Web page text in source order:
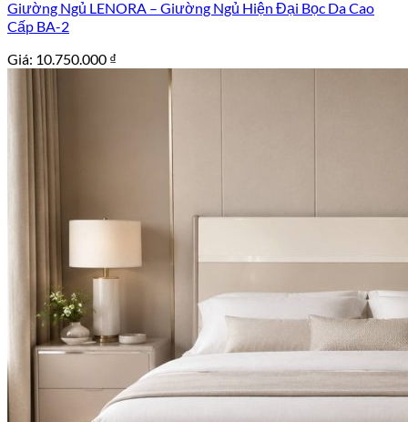
Giường Ngủ LENORA – Giường Ngủ Hiện Đại Bọc Da Cao
Cấp BA-2
Giá: 10.750.000 ₫